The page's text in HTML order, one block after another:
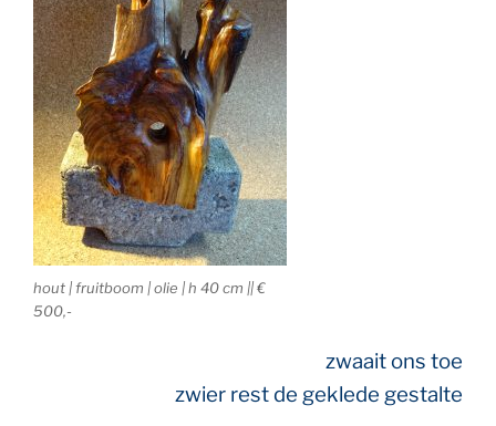
hout | fruitboom | olie | h 40 cm || €
500,-
zwaait ons toe
zwier rest de geklede gestalte